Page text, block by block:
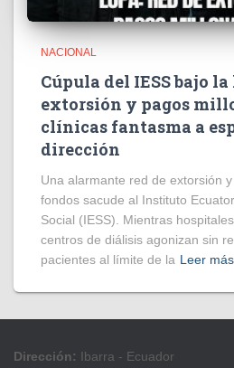
NACIONAL
Cúpula del IESS bajo la
extorsión y pagos
clínicas fantasma a
dirección
​Una alarmante red de extorsión
fondos sacude al Instituto
Social (IESS). Mientras
centros de diálisis agonizan sin
pacientes al límite de la Leer más
Dirección: Ibarra - Ecuador